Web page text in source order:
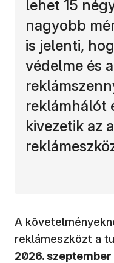
lehet 15
nagyobb
is jelenti,
védelme és
reklámhálót
kivezetik az
A
reklámeszközt a
2026.